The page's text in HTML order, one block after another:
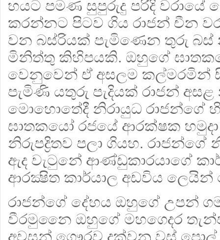
හයට පමණ සුපුරුදු පරිදි වරායේ
කරන්නට පිටව ගිය රාජන් චීන
වන බස්රියක් පැමිණෙන තුරු බස්
මිනිත්තු කිහිපයකි. ඔහුගේ
වෙනුවෙන් ඒ අසලම කල්මරමින්
පැමිණි යතුරු පැදියක් රාජන්
මොහොතේදී නිරායුධ රාජන්ගේ
ඝාතකයෝ රජයේ ආරක්ෂක
නිරුපද්‍රිතව පලා ගියහ.
ඇද වැටුනේ ආණ්ඩුකාරයාගේ
ආරක්‍ෂිත කාර්යාල අඩවිය
රාජන්ගේ දේහය ඔහුගේ උපන්
වීරමුනෛ ඔහුගේ මහගෙදර
අවසන් ගෞරව දක්වනු වස් පොල්